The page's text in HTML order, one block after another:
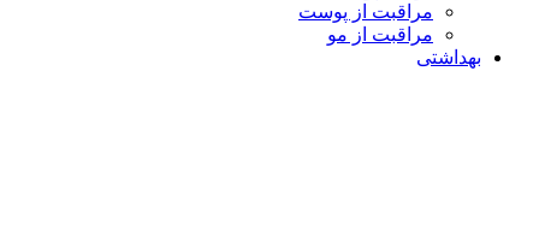
مراقبت از پوست
مراقبت از مو
بهداشتی